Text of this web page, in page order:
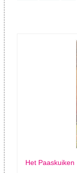
Het Paaskuiken